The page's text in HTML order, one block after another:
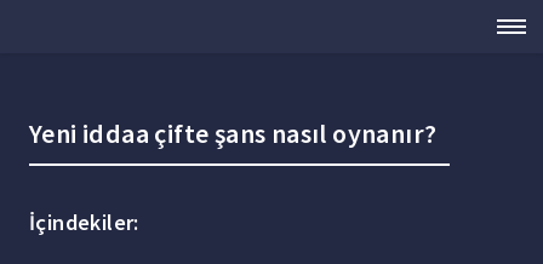
Yeni iddaa çifte şans nasıl oynanır?
İçindekiler: